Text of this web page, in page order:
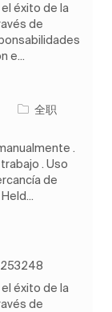
el éxito de la
de
e...
工作类型
全职
.
. Uso
de
el éxito de la
de